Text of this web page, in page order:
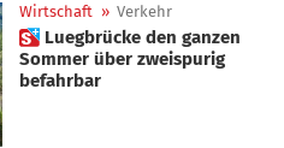
Wirtschaft » Verkehr
 Luegbrücke den ganzen
Sommer über zweispurig
befahrbar